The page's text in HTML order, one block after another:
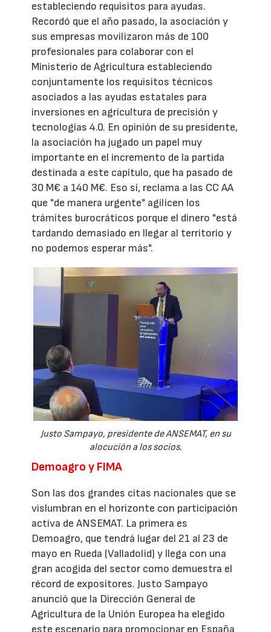
estableciendo requisitos para ayudas.
Recordó que el año pasado, la asociación y
sus empresas movilizaron más de 100
profesionales para colaborar con el
Ministerio de Agricultura estableciendo
conjuntamente los requisitos técnicos
asociados a las ayudas estatales para
inversiones en agricultura de precisión y
tecnologías 4.0. En opinión de su presidente,
la asociación ha jugado un papel muy
importante en el incremento de la partida
destinada a este capítulo, que ha pasado de
30 M€ a 140 M€. Eso sí, reclama a las CC AA
que "de manera urgente" agilicen los
trámites burocráticos porque el dinero "está
tardando demasiado en llegar al territorio y
no podemos esperar más".
Justo Sampayo, presidente de ANSEMAT, en su
alocución a los socios.
Demoagro y FIMA
Son las dos grandes citas nacionales que se
vislumbran en el horizonte con participación
activa de ANSEMAT. La primera es
Demoagro, que tendrá lugar del 21 al 23 de
mayo en Rueda (Valladolid) y llega con una
gran acogida del sector como demuestra el
récord de expositores. Justo Sampayo
anunció que la Dirección General de
Agricultura de la Unión Europea ha elegido
este escenario para promocionar en España